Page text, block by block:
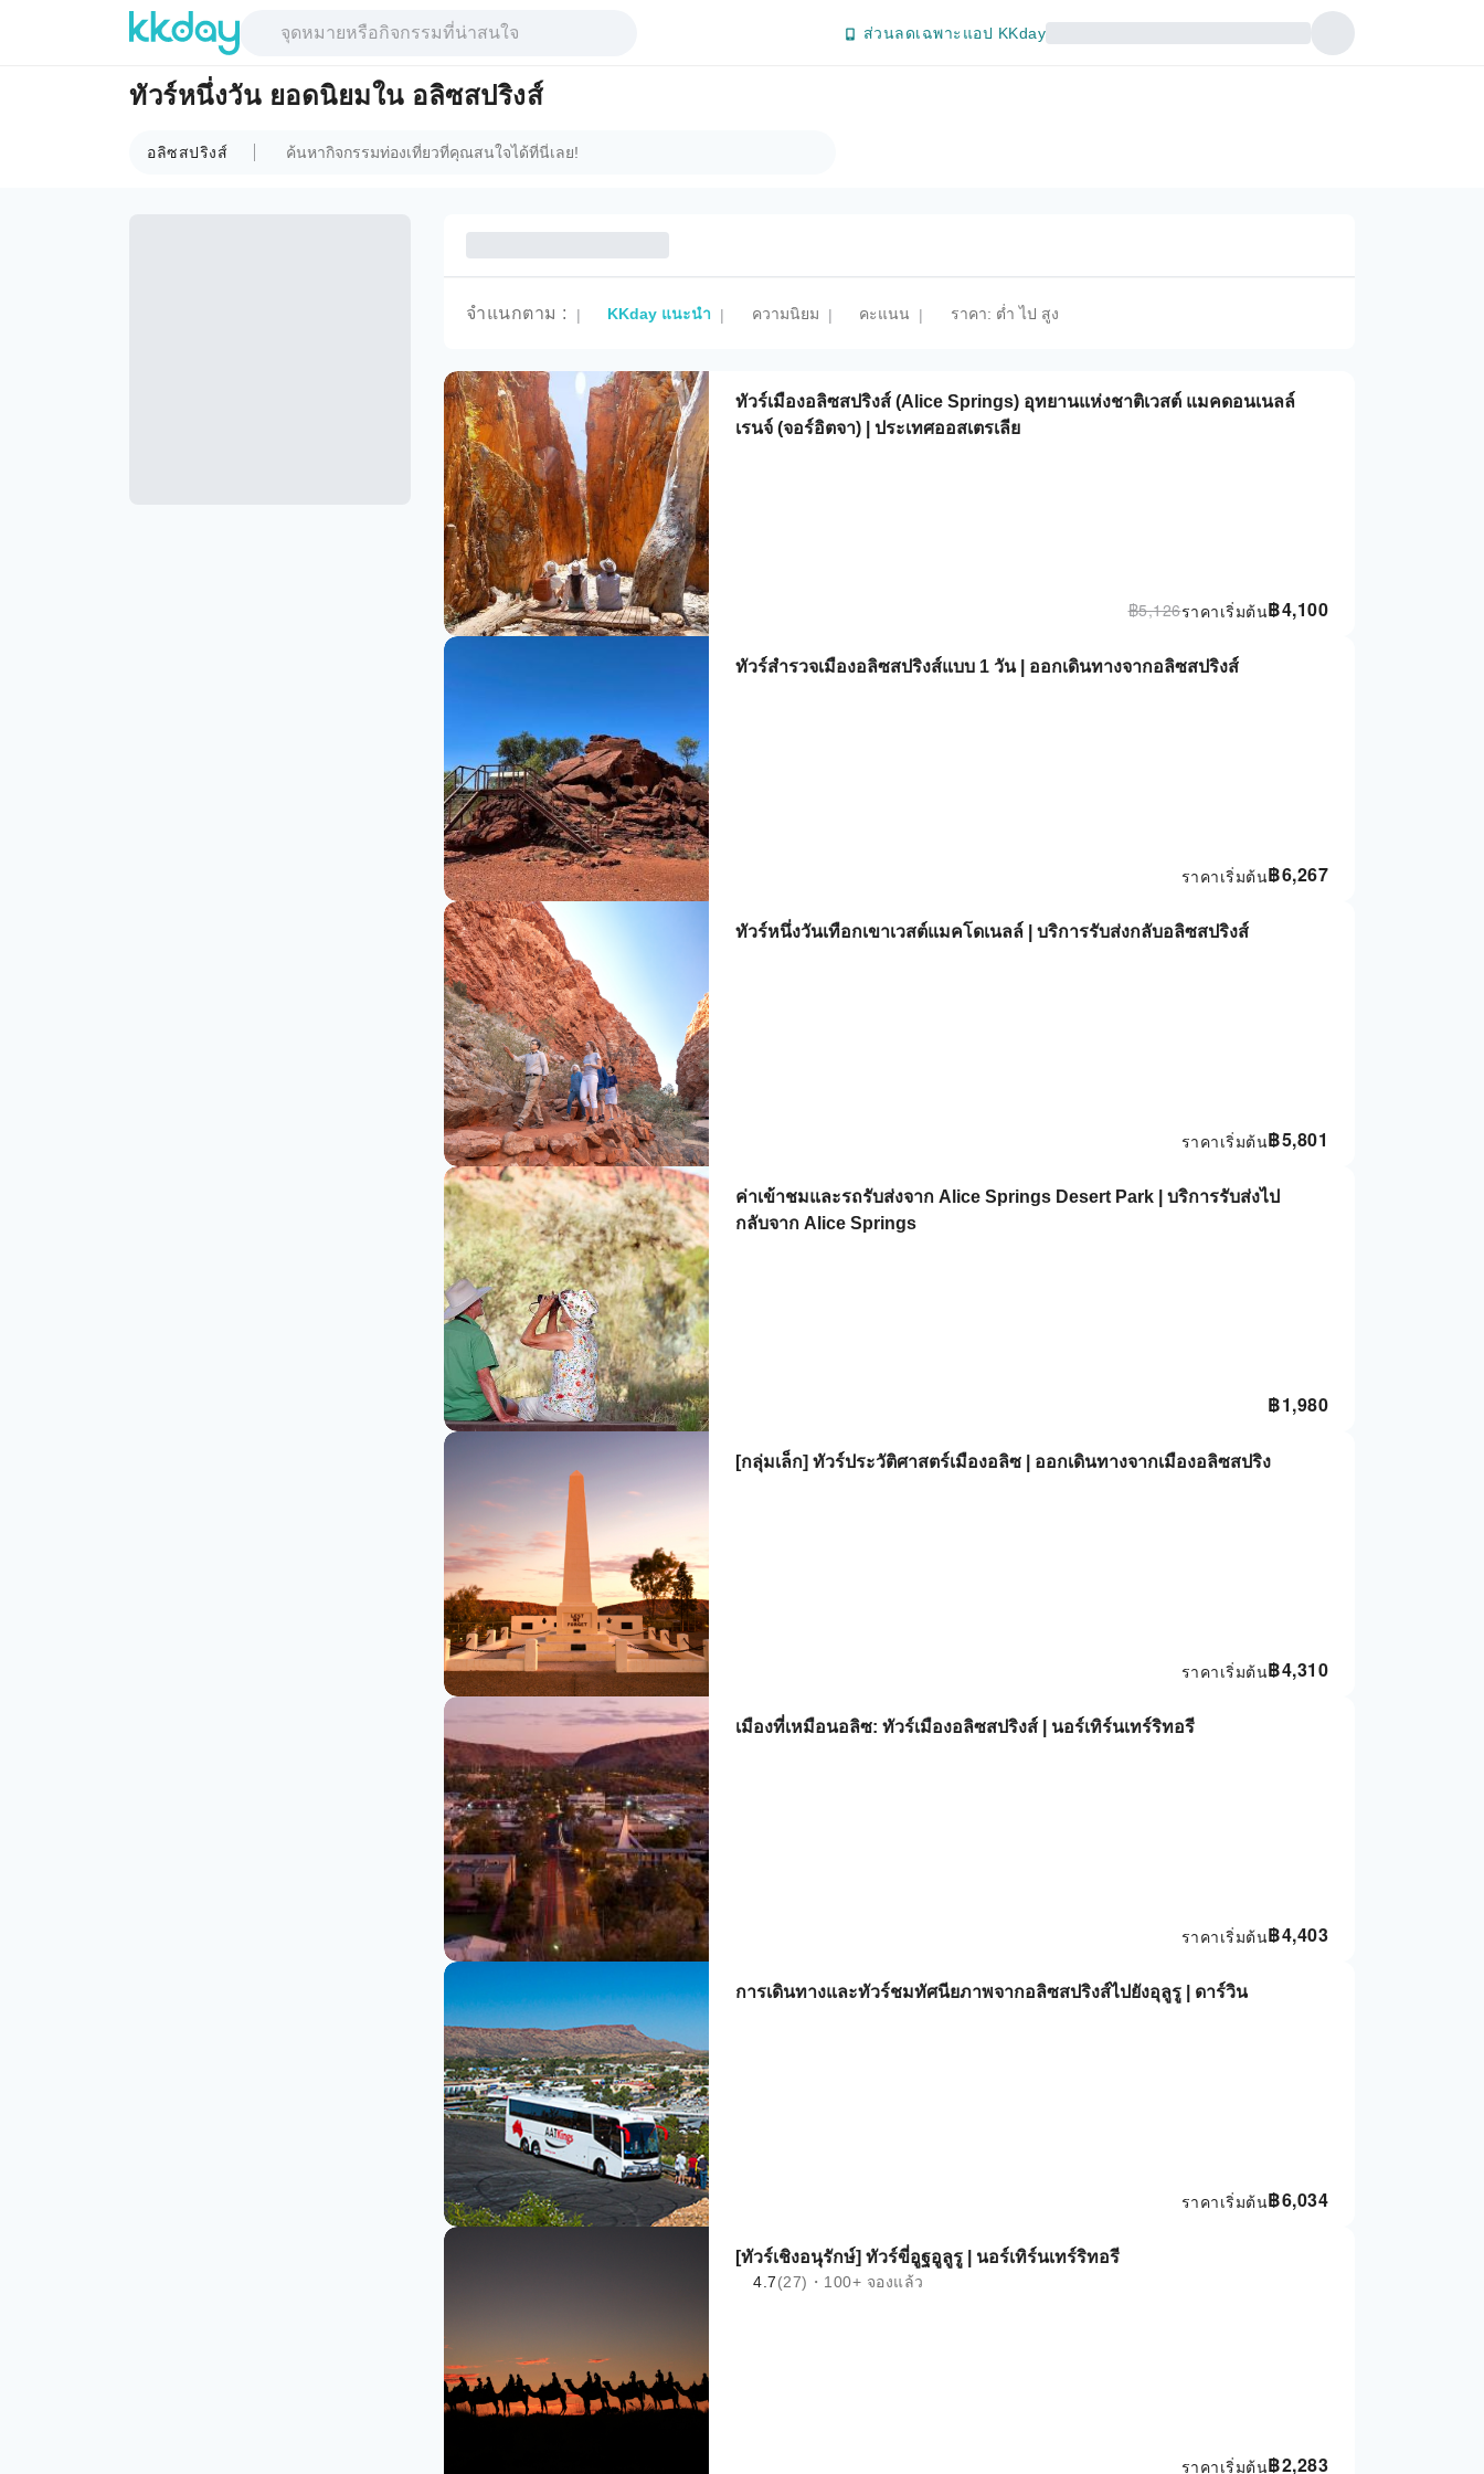
ส่วนลดเฉพาะแอป KKday
ทัวร์หนึ่งวัน ยอดนิยมใน อลิซสปริงส์
อลิซสปริงส์
จำแนกตาม : | KKday แนะนำ | ความนิยม | คะแนน | ราคา: ต่ำ ไป สูง
ทัวร์เมืองอลิซสปริงส์ (Alice Springs) อุทยานแห่งชาติเวสต์ แมคดอนเนลล์
เรนจ์ (จอร์อิตจา) | ประเทศออสเตรเลีย
฿4,100
ราคาเริ่มต้น
฿5,126
ทัวร์สํารวจเมืองอลิซสปริงส์แบบ 1 วัน | ออกเดินทางจากอลิซสปริงส์
฿6,267
ราคาเริ่มต้น
ทัวร์หนึ่งวันเทือกเขาเวสต์แมคโดเนลล์ | บริการรับส่งกลับอลิซสปริงส์
฿5,801
ราคาเริ่มต้น
ค่าเข้าชมและรถรับส่งจาก Alice Springs Desert Park | บริการรับส่งไป
กลับจาก Alice Springs
฿1,980
[กลุ่มเล็ก] ทัวร์ประวัติศาสตร์เมืองอลิซ | ออกเดินทางจากเมืองอลิซสปริง
฿4,310
ราคาเริ่มต้น
เมืองที่เหมือนอลิซ: ทัวร์เมืองอลิซสปริงส์ | นอร์เทิร์นเทร์ริทอรี
฿4,403
ราคาเริ่มต้น
การเดินทางและทัวร์ชมทัศนียภาพจากอลิซสปริงส์ไปยังอุลูรู | ดาร์วิน
฿6,034
ราคาเริ่มต้น
[ทัวร์เชิงอนุรักษ์] ทัวร์ขี่อูฐอูลูรู | นอร์เทิร์นเทร์ริทอรี
4.7(27)・100+ จองแล้ว
฿2,283
ราคาเริ่มต้น